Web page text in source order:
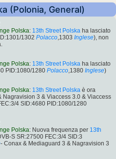
(Polonia, General)
Polska: 13th Street Polska ha lasciato
1302 Polacco,1303 Inglese), non
Polska: 13th Street Polska ha lasciato
PID:1080/1280 Polacco,1380 Inglese)
Polska: 13th Street Polska è ora
3 & Viaccess 3.0 & Viaccess
4 SID:4680 PID:1080/1280
Polska: Nuova frequenza per 13th
S SR:27500 FEC:3/4 SID:3
- Conax & Mediaguard 3 & Nagravision 3